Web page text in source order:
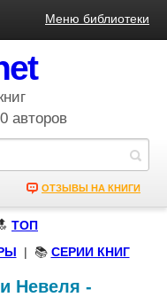
Меню библиотеки
авторов
ОТЗЫВЫ НА КНИГИ
ТОП
| 📚 СЕРИИ КНИГ
Невеля -